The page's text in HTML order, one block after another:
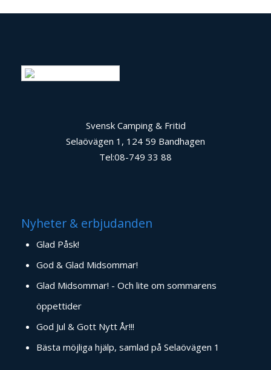
Svensk Camping & Fritid
Selaövägen 1, 124 59 Bandhagen
Tel:08-749 33 88
Nyheter & erbjudanden
Glad Påsk!
God & Glad Midsommar!
Glad Midsommar! - Och lite om sommarens
öppettider
God Jul & Gott Nytt År!!!
Bästa möjliga hjälp, samlad på Selaövägen 1